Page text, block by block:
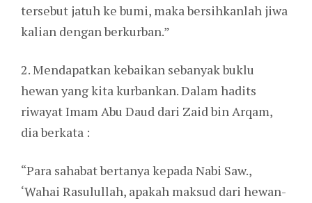
tersebut jatuh ke bumi, maka bersihkanlah jiwa
kalian dengan berkurban.”
2. Mendapatkan kebaikan sebanyak buklu
hewan yang kita kurbankan. Dalam hadits
riwayat Imam Abu Daud dari Zaid bin Arqam,
dia berkata :
“Para sahabat bertanya kepada Nabi Saw.,
‘Wahai Rasulullah, apakah maksud dari hewan-